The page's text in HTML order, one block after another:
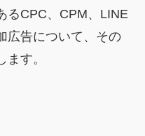
るCPC、CPM、LINE
広告について、その
す。